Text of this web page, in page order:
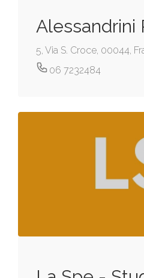
Alessandrini
5, Via S. Croce, 00044,
06 7232484